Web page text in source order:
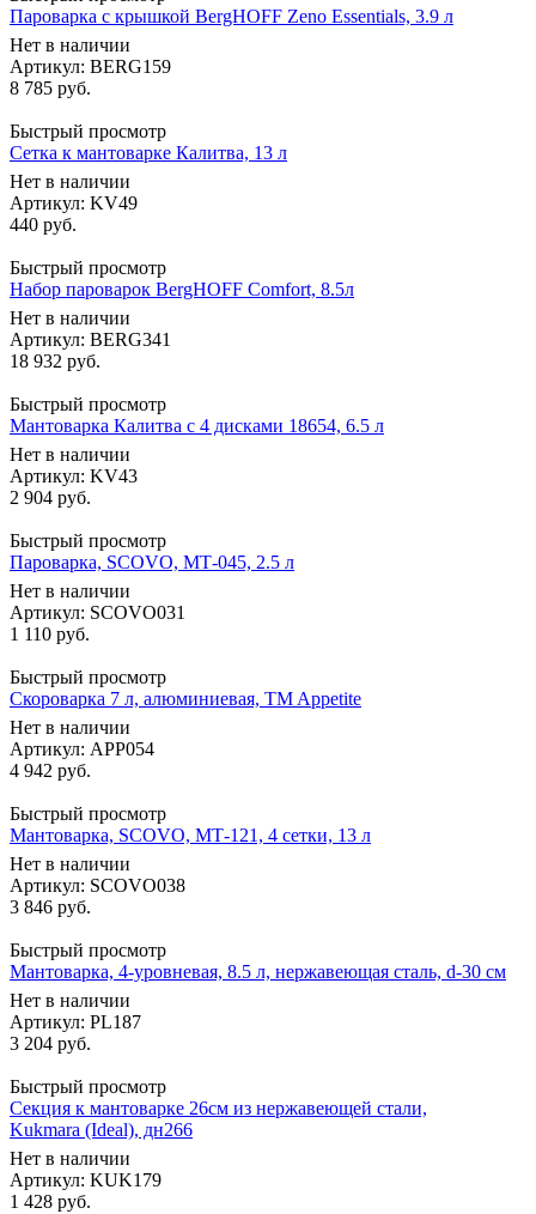
Пароварка с крышкой BergHOFF Zeno Essentials, 3.9 л
Нет в наличии
Артикул: BERG159
8 785 руб.
Быстрый просмотр
Сетка к мантоварке Калитва, 13 л
Нет в наличии
Артикул: KV49
440 руб.
Быстрый просмотр
Набор пароварок BergHOFF Comfort, 8.5л
Нет в наличии
Артикул: BERG341
18 932 руб.
Быстрый просмотр
Мантоварка Калитва с 4 дисками 18654, 6.5 л
Нет в наличии
Артикул: KV43
2 904 руб.
Быстрый просмотр
Пароварка, SCOVO, МТ-045, 2.5 л
Нет в наличии
Артикул: SCOVO031
1 110 руб.
Быстрый просмотр
Скороварка 7 л, алюминиевая, TM Appetite
Нет в наличии
Артикул: APP054
4 942 руб.
Быстрый просмотр
Мантоварка, SCOVO, МТ-121, 4 сетки, 13 л
Нет в наличии
Артикул: SCOVO038
3 846 руб.
Быстрый просмотр
Мантоварка, 4-уровневая, 8.5 л, нержавеющая сталь, d-30 см
Нет в наличии
Артикул: PL187
3 204 руб.
Быстрый просмотр
Секция к мантоварке 26см из нержавеющей стали,
Kukmara (Ideal), дн266
Нет в наличии
Артикул: KUK179
1 428 руб.